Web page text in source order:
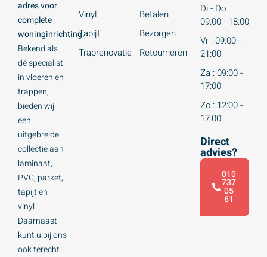
adres voor
complete
woninginrichting.
Bekend als
dé specialist
in vloeren en
trappen,
bieden wij
een
uitgebreide
collectie aan
laminaat,
PVC, parket,
tapijt en
vinyl.
Daarnaast
kunt u bij ons
ook terecht
Vinyl
Tapijt
Traprenovatie
Betalen
Bezorgen
Retourneren
Di - Do :
09:00 - 18:00
Vr : 09:00 -
21:00
Za : 09:00 -
17:00
Zo : 12:00 -
17:00
Direct
advies?
010
737
05
61